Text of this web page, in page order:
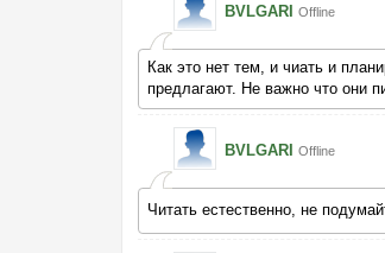
BVLGARI Offline
Как это нет тем, и чиать и
предлагают. Не важно что они
BVLGARI Offline
Читать естественно, не